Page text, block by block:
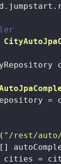
=
( "/rest/
cities =